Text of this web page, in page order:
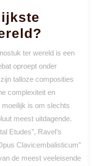
ter wereld is een
oproept onder
talloze composities
complexiteit en
moeilijk is om slechts
meest uitdagende.
Etudes”, Ravel’s
Clavicembalisticum”
de meest veeleisende